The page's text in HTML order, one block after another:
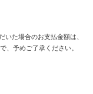
た場合のお支払金額は、
、予めご了承ください。